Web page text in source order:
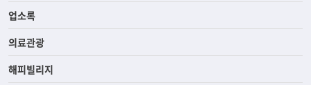
업소록
의료관광
해피빌리지